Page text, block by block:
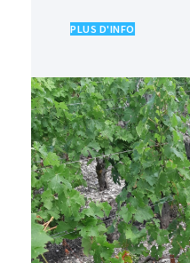
PLUS D'INFO